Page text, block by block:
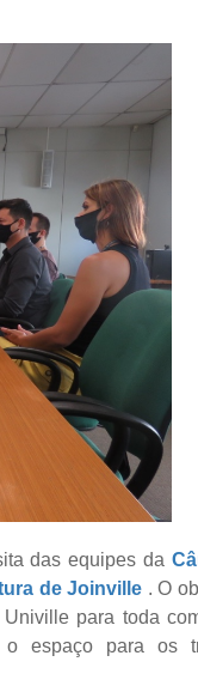
das equipes da
de Joinville . O
para toda
o espaço para os